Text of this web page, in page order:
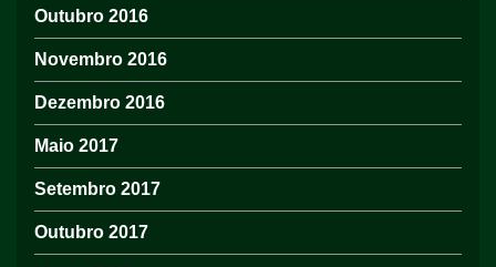
Outubro 2016
Novembro 2016
Dezembro 2016
Maio 2017
Setembro 2017
Outubro 2017